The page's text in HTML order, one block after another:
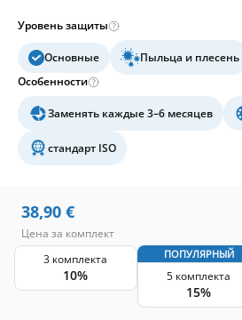
Уровень защиты
Основные Пыльца и плесень
Особенности
Заменять каждые 3–6 месяцев
стандарт ISO
38,90 €
Цена за комплект
3 комплекта
10%
ПОПУЛЯРНЫЙ
5 комплекта
15%